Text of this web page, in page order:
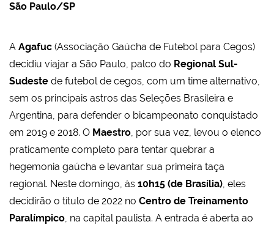
São Paulo/SP
A Agafuc (Associação Gaúcha de Futebol para Cegos)
decidiu viajar a São Paulo, palco do Regional Sul-
Sudeste de futebol de cegos, com um time alternativo,
sem os principais astros das Seleções Brasileira e
Argentina, para defender o bicampeonato conquistado
em 2019 e 2018. O Maestro, por sua vez, levou o elenco
praticamente completo para tentar quebrar a
hegemonia gaúcha e levantar sua primeira taça
regional. Neste domingo, às 10h15 (de Brasília), eles
decidirão o título de 2022 no Centro de Treinamento
Paralímpico, na capital paulista. A entrada é aberta ao